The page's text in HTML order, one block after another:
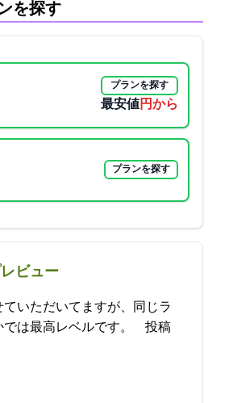
を探す
プランを探す
最安値4500円から
プランを探す
ビュー
いただいてますが、同じラ
高レベルです。 2021-11-10 17:20:37投稿